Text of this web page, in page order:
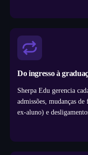
Do ingresso à
Sherpa Edu gerencia
admissões, mudanças
ex-aluno) e